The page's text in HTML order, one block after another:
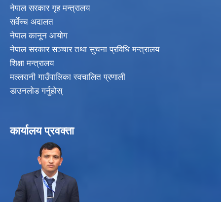
नेपाल सरकार गृह मन्त्रालय
सर्वेच्च अदालत
नेपाल कानून आयोग
नेपाल सरकार सञ्चार तथा सुचना प्रविधि मन्त्रालय
शिक्षा मन्त्रालय
मल्लरानी गाउँपालिका स्वचालित प्रणाली
डाउनलोड गर्नुहोस्
कार्यालय प्रवक्ता